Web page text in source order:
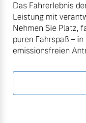
Das Fahrerlebnis
Leistung mit
Nehmen Sie Platz,
puren Fahrspaß –
emissionsfreien